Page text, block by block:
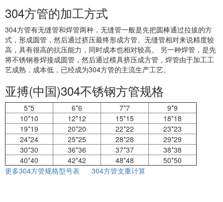
304方管的加工方式
304方管有无缝管和焊管两种，无缝管一般是先把圆棒通过拉拔的方
式，形成圆管，然后通过挤压最终形成方管。无缝管相对来说精度较
高，具有很高的抗压能力，同时成本也相对较高。 另一种焊管，是先
将不锈钢卷焊接成圆管，然后通过模具挤压成方管，焊管由于加工工
艺成熟，成本低，已经成为304方管的主流生产工艺。
亚搏(中国)304不锈钢方管规格
5*5 6*6 7*7
9*9
10*10
12*12 15*15
18*18
19*19
20*20 22*22
23*23
24*24
25*25 28*28
29*29
30*30
36*36 37*37
38*38
40*40
42*42 48*48
50*50
更多304方管规格型号表
304方管支重计算